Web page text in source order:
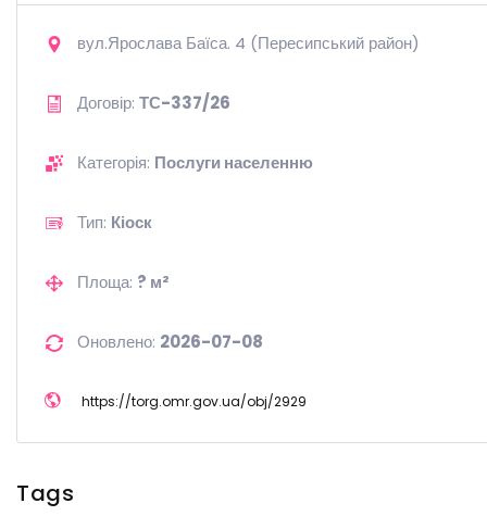
вул.Ярослава Баїса. 4 (Пересипський район)
Договір: ТС-337/26
Категорія: Послуги населенню
Тип: Кіоск
Площа: ? м²
Оновлено: 2026-07-08
https://torg.omr.gov.ua/obj/2929
Tags